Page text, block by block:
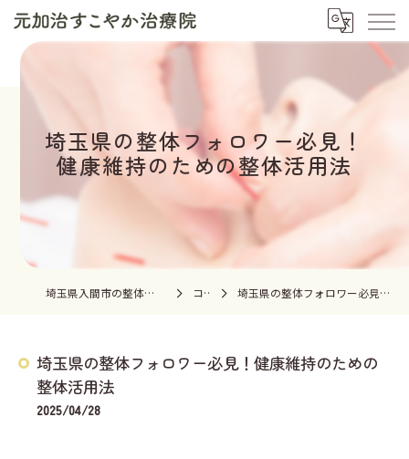
埼玉県の整体フォロワー必見！
健康維持のための整体活用法
埼玉県入間市の整体なら元加治すこやか治療院 コラム 埼玉県の整体フォロワー必見！健康維持のための整体活用法
埼玉県の整体フォロワー必見！健康維持のための
整体活用法
2025/04/28